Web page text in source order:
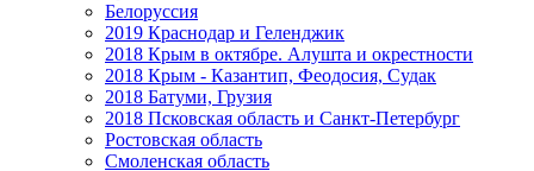
Белоруссия
2019 Краснодар и Геленджик
2018 Крым в октябре. Алушта и окрестности
2018 Крым - Казантип, Феодосия, Судак
2018 Батуми, Грузия
2018 Псковская область и Санкт-Петербург
Ростовская область
Смоленская область